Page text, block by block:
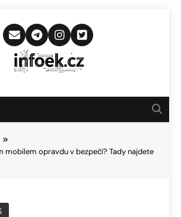
Infoek.cz
Novinkám
mobilem opravdu v bezpečí? Tady najdete